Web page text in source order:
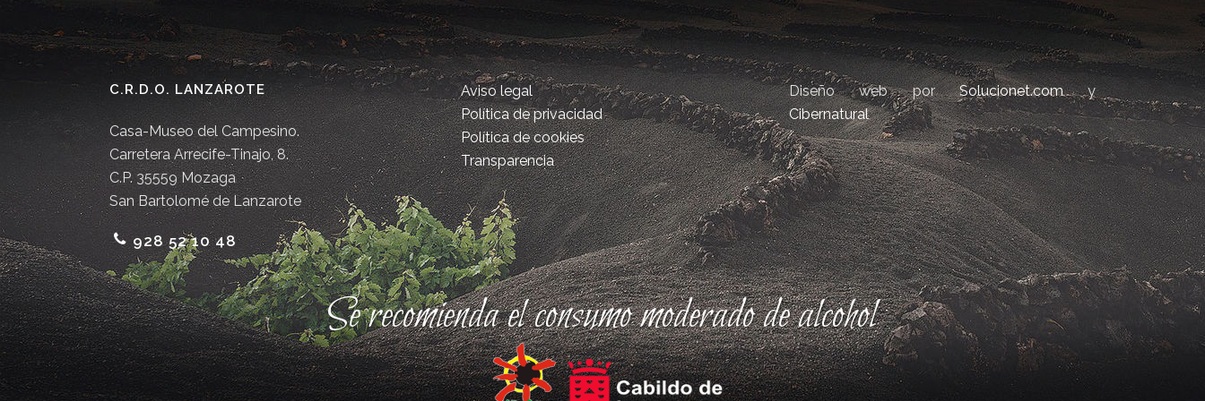
C.R.D.O. LANZAROTE
Casa-Museo del Campesino.
Carretera Arrecife-Tinajo, 8.
C.P. 35559 Mozaga
San Bartolomé de Lanzarote
928 52 10 48
Aviso legal
Política de privacidad
Política de cookies
Transparencia
Diseño web porSolucionet.comy
Cibernatural
Se recomienda el consumo moderado de alcohol